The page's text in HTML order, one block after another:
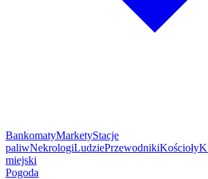
BankomatyMarketyStacje
paliwNekrologiLudziePrzewodnikiKościoły
miejski
Pogoda